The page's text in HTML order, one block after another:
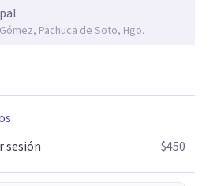
tenga sentido. Trabajo
de duelo Y psicooncología,
atravesando un proceso
puedes escribirme por WhatsApp
sesión gratuita. Y si estás
contactarme: la primera
costo.
Pachuca de Soto, Hgo.
sesión
$450